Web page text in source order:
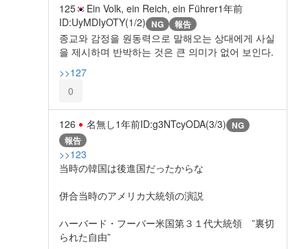
125 Ein Volk, ein Reich, ein Führer1年前
ID:UyMDIyOTY(1/2) NG 報告
종교와 감정을 원동력으로 말해오는 상대에게 사실
을 제시하며 반박하는 것은 큰 의미가 없어 보인다.
>>127
0
126 名無し1年前ID:g3NTcyODA(3/3) NG
報告
>>123
当時の韓国は後進国だったからな
併合当時のアメリカ大統領の演説
ハーバード・フーバー米国第３１代大統領 ”裏切
られた自由”